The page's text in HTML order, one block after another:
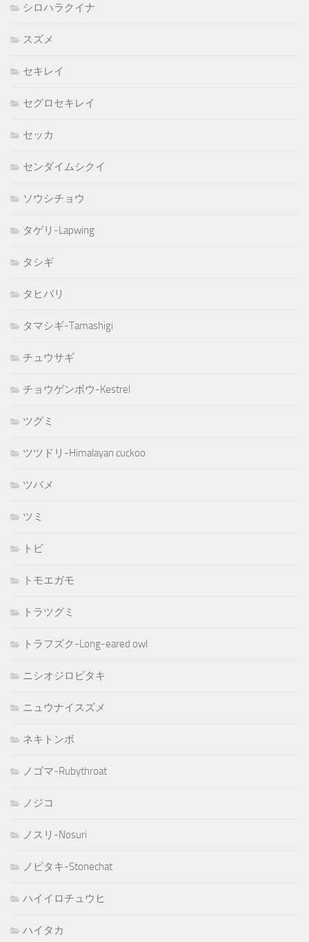
シロハラクイナ
スズメ
セキレイ
セグロセキレイ
セッカ
センダイムシクイ
ソウシチョウ
タゲリ-Lapwing
タシギ
タヒバリ
タマシギ-Tamashigi
チュウサギ
チョウゲンボウ-Kestrel
ツグミ
ツツドリ-Himalayan cuckoo
ツバメ
ツミ
トビ
トモエガモ
トラツグミ
トラフズク-Long-eared owl
ニシオジロビタキ
ニュウナイスズメ
ネキトンボ
ノゴマ-Rubythroat
ノジコ
ノスリ-Nosuri
ノビタキ-Stonechat
ハイイロチュウヒ
ハイタカ